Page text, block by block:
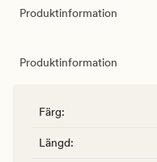
Produktinformation
Produktinformation
Färg:
Längd: